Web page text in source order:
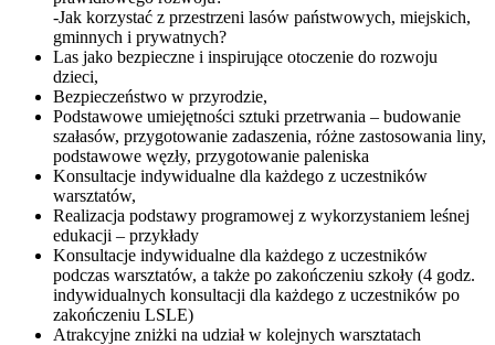
-Jak korzystać z przestrzeni lasów państwowych, miejskich,
gminnych i prywatnych?
Las jako bezpieczne i inspirujące otoczenie do rozwoju
dzieci,
Bezpieczeństwo w przyrodzie,
Podstawowe umiejętności sztuki przetrwania – budowanie
szałasów, przygotowanie zadaszenia, różne zastosowania liny,
podstawowe węzły, przygotowanie paleniska
Konsultacje indywidualne dla każdego z uczestników
warsztatów,
Realizacja podstawy programowej z wykorzystaniem leśnej
edukacji – przykłady
Konsultacje indywidualne dla każdego z uczestników
podczas warsztatów, a także po zakończeniu szkoły (4 godz.
indywidualnych konsultacji dla każdego z uczestników po
zakończeniu LSLE)
Atrakcyjne zniżki na udział w kolejnych warsztatach